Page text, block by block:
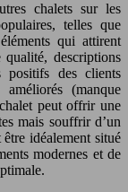
chalets sur les
telles que
qui attirent
qualité, descriptions
positifs des clients
(manque
peut offrir une
mais souffrir d’un
idéalement situé
modernes et de